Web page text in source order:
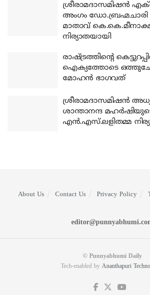
ശ്രീരാമദാസമിഷന്‍
അംഗം ഡോ.ബ്രഹ്മചാരി
മാതാവ്
നിര്യാതയായി
രാഷ്ട്രത്തിന്റെ
ഐക്യത്തോടെ
മോഹന്‍ ഭാഗവത്
ശ്രീരാമദാസമിഷന്‍
ശാന്താനന്ദ
എന്‍.എസ്.ലളിതമ്മ
About Us Contact Us Privacy Policy
© Punnyabhumi Daily
Tech-enabled by Ananthapuri